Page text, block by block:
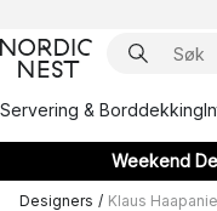
Servering & Borddekking
Weekend
Designers / Klaus